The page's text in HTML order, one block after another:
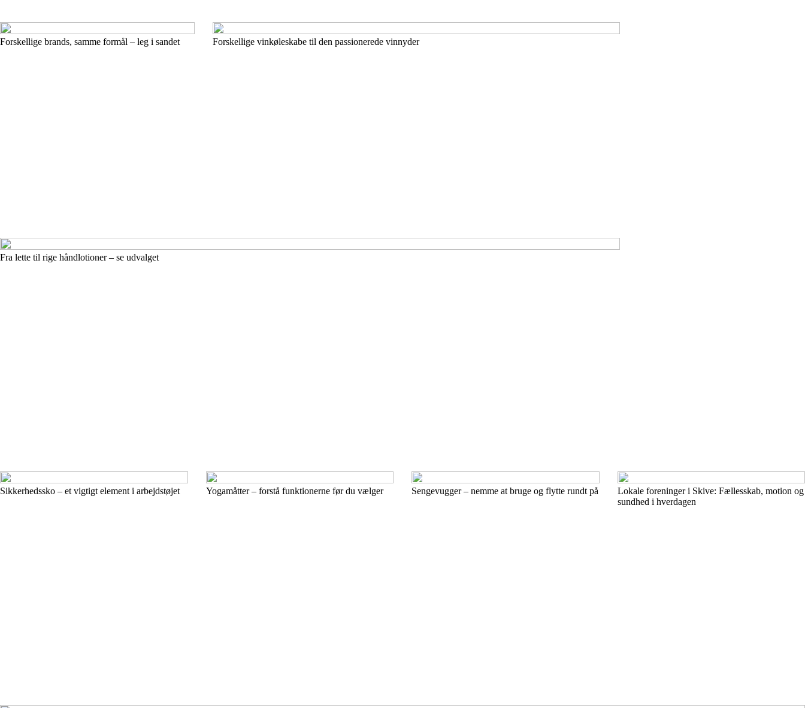
Forskellige brands, samme formål – leg i sandet Forskellige vinkøleskabe til den passionerede vinnyder
Fra lette til rige håndlotioner – se udvalget
Sikkerhedssko – et vigtigt element i arbejdstøjet Yogamåtter – forstå funktionerne før du vælger Sengevugger – nemme at bruge og flytte rundt på
Lokale foreninger i Skive: Fællesskab, motion og
sundhed i hverdagen